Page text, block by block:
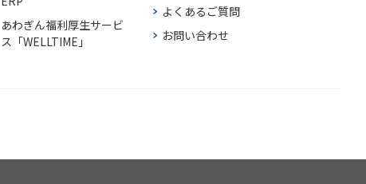
あわぎん福利厚生サービ
ス「WELLTIME」
よくあるご質問
お問い合わせ